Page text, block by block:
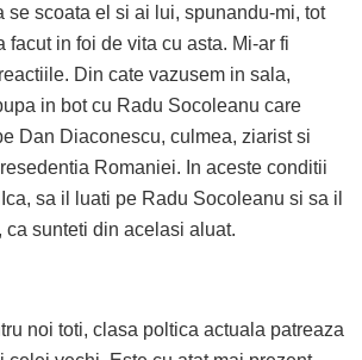
se scoata el si ai lui, spunandu-mi, tot
facut in foi de vita cu asta. Mi-ar fi
Din cate vazusem in sala,
in bot cu Radu Socoleanu care
Dan Diaconescu, culmea, ziarist si
Romaniei. In aceste conditii
sa il luati pe Radu Socoleanu si sa il
ca sunteti din acelasi aluat.
noi toti, clasa poltica actuala patreaza